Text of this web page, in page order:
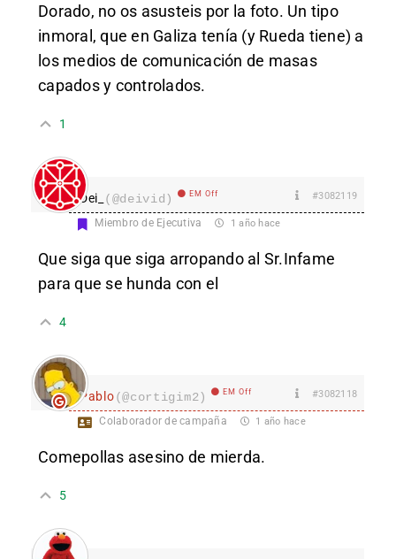
Dorado, no os asusteis por la foto. Un tipo
inmoral, que en Galiza tenía (y Rueda tiene) a
los medios de comunicación de masas
capados y controlados.
1
Dei_ (@deivid) EM Off #3082119
Miembro de Ejecutiva 1 año hace
Que siga que siga arropando al Sr.Infame
para que se hunda con el
4
Pablo(@cortigim2) EM Off #3082118
Colaborador de campaña 1 año hace
Comepollas asesino de mierda.
5